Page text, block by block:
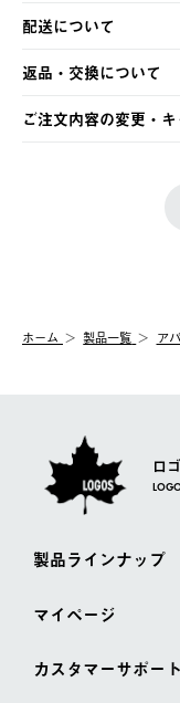
以下のいずれかの方
・クレジットカード決済
・コンビニ決済
・Pay-easy決済
配送について
【発送スケジュール】
ご注文・ご入金完了
土日祝の発送はござ
の発送となる場合が
【配送業者】
佐川急便にて配送され
返品・交換について
※お客様都合の場合
お客様都合の返品に
一度お手元の商品を返
ご注文内容の変更・
LOGOS FAMILY会
ホーム 製品一覧 ア
ロ
製品ラインナップ
マイページ
カスタマーサポート